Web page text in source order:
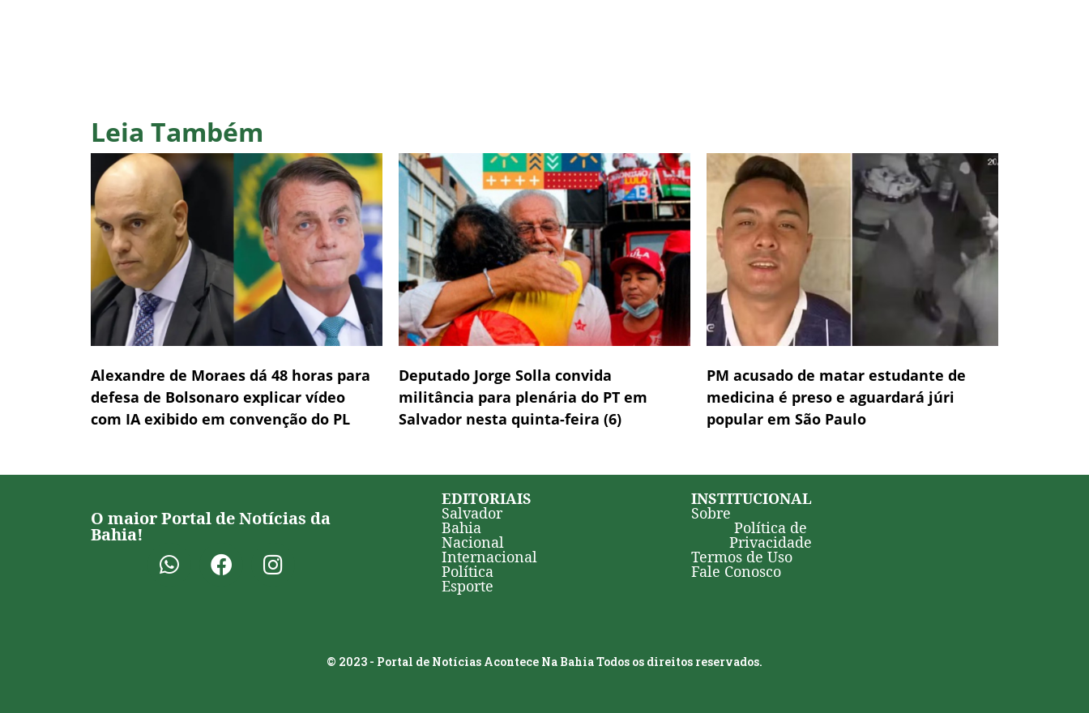
Leia Também
Alexandre de Moraes dá 48 horas para
defesa de Bolsonaro explicar vídeo
com IA exibido em convenção do PL
Deputado Jorge Solla convida
militância para plenária do PT em
Salvador nesta quinta-feira (6)
PM acusado de matar estudante de
medicina é preso e aguardará júri
popular em São Paulo
O maior Portal de Notícias da
Bahia!
EDITORIAIS
Salvador
Bahia
Nacional
Internacional
Política
Esporte
INSTITUCIONAL
Sobre
Política de
Privacidade
Termos de Uso
Fale Conosco
© 2023 - Portal de Notícias Acontece Na Bahia Todos os direitos reservados.